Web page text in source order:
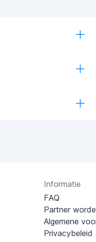
Informatie
FAQ
Partner
Algemene
Privacybeleid